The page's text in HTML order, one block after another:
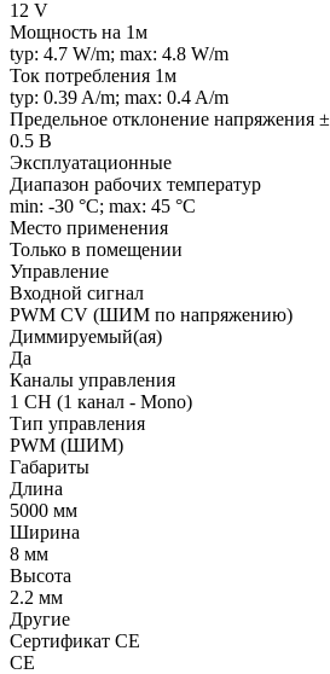
12 V
Мощность на 1м
typ: 4.7 W/m; max: 4.8 W/m
Ток потребления 1м
typ: 0.39 A/m; max: 0.4 A/m
Предельное отклонение напряжения ±
0.5 В
Эксплуатационные
Диапазон рабочих температур
min: -30 °C; max: 45 °C
Место применения
Только в помещении
Управление
Входной сигнал
PWM СV (ШИМ по напряжению)
Диммируемый(ая)
Да
Каналы управления
1 CH (1 канал - Mono)
Тип управления
PWM (ШИМ)
Габариты
Длина
5000 мм
Ширина
8 мм
Высота
2.2 мм
Другие
Сертификат CE
CE